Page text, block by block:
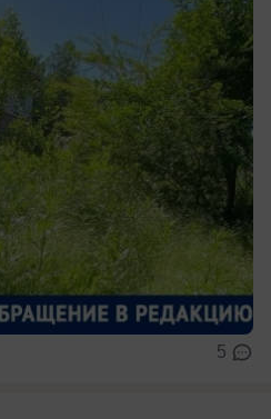
5